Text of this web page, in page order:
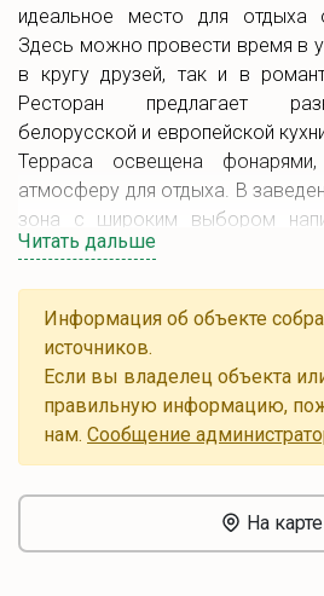
идеальное место для отдыха
Здесь можно провести время в
в кругу друзей, так и в
Ресторан предлагает
белорусской и европейской
Терраса освещена
атмосферу для отдыха. В
зона с широким выбором
комплекса есть павильон для
200 человек и предлагает
континентальный завтрак,
индивидуальное меню для
предпочтениями. Здесь
оборудование для создания
Мы ждем вас!
Читать дальше
Информация об объекте
источников.
Если вы владелец объекта
правильную информацию,
нам. Cообщение
На карте